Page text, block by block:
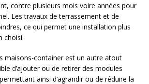
contre plusieurs mois voire années pour
Les travaux de terrassement et de
ce qui permet une installation plus
choisi.
maisons-container est un autre atout
d’ajouter ou de retirer des modules
ainsi d’agrandir ou de réduire la